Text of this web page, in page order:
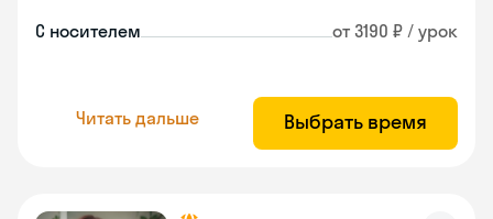
С носителем от 3190 ₽ / урок
Читать дальше Выбрать время